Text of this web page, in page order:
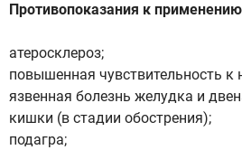
Противопоказания к применению
атеросклероз;
повышенная чувствительность к
язвенная болезнь желудка и
кишки (в стадии обострения);
подагра;